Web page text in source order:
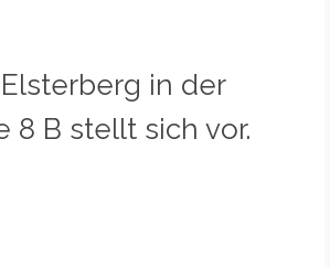
in der
8 B stellt sich vor.